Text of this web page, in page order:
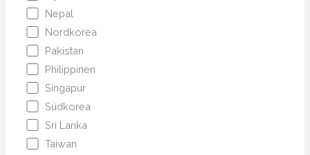
Nepal
Nordkorea
Pakistan
Philippinen
Singapur
Südkorea
Sri Lanka
Taiwan